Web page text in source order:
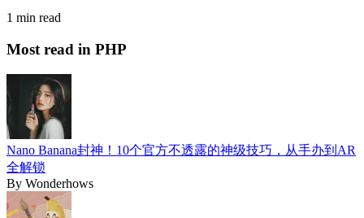
1 min read
Most read in PHP
Nano Banana封神！10个官方不透露的神级技巧，从手办到AR
全解锁
By Wonderhows